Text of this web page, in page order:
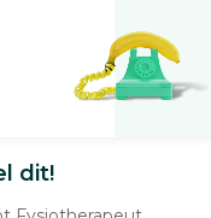
dit!